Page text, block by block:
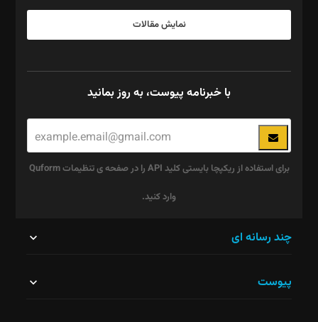
نمایش مقالات
با خبرنامه پیوست، به روز بمانید
برای استفاده از ریکپچا بایستی کلید API را در صفحه ی تنظیمات Quform
وارد کنید.
نباید
چند رسانه ای
پیوست